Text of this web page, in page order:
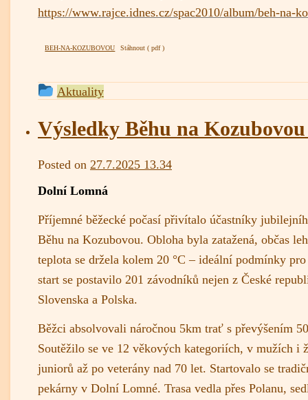
https://www.rajce.idnes.cz/spac2010/album/beh-na-
BEH-NA-KOZUBOVOU Stáhnout
This
was
posted
Aktuality
Výsledky Běhu na Kozubovou
Posted on 27.7.2025 13.34
Dolní Lomná
Příjemné běžecké počasí přivítalo účastníky
Běhu na Kozubovou. Obloha byla zatažená, občas
teplota se držela kolem 20 °C – ideální podmínky
start se postavilo 201 závodníků nejen z České
Slovenska a Polska.
Běžci absolvovali náročnou 5km trať s převýšením
Soutěžilo se ve 12 věkových kategoriích, v mužích i
juniorů až po veterány nad 70 let. Startovalo se
pekárny v Dolní Lomné. Trasa vedla přes Polanu,